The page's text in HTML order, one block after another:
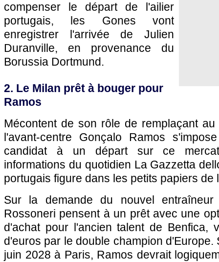
compenser le départ de l'ailier
portugais, les Gones vont
enregistrer l'arrivée de Julien
Duranville, en provenance du
Borussia Dortmund.
2. Le Milan prêt à bouger pour
Ramos
Mécontent de son rôle de remplaçant au
l'avant-centre Gonçalo Ramos
candidat à un départ sur ce
informations du quotidien La Gazzetta
portugais figure dans les petits papiers de
Sur la demande du nouvel entraîneur
Rossoneri pensent à un prêt avec une
d'achat pour l'ancien talent de Benfica,
d'euros par le double champion d'Europe.
juin 2028 à Paris, Ramos devrait